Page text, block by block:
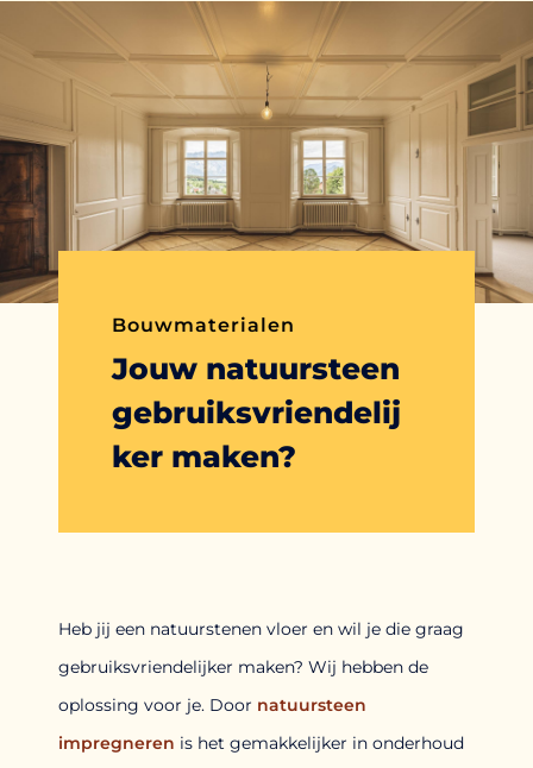
Bouwmaterialen
Jouw natuursteen
gebruiksvriendelij
ker maken?
Heb jij een natuurstenen vloer en wil je die graag
gebruiksvriendelijker maken? Wij hebben de
oplossing voor je. Door natuursteen
impregneren is het gemakkelijker in onderhoud